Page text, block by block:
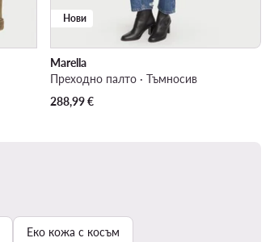
Нови
Marella
Преходно палто · Тъмносив
288,99€
Еко кожа с косъм